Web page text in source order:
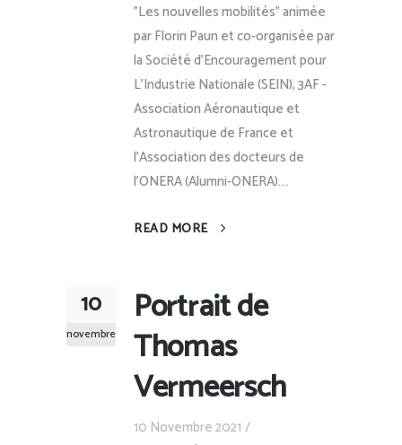
"Les nouvelles mobilités" animée
par Florin Paun et co-organisée par
la Société d'Encouragement pour
L'Industrie Nationale (SEIN), 3AF -
Association Aéronautique et
Astronautique de France et
l'Association des docteurs de
l'ONERA (Alumni-ONERA)....
READ MORE
10
novembre
Portrait de
Thomas
Vermeersch
10 Novembre 2021